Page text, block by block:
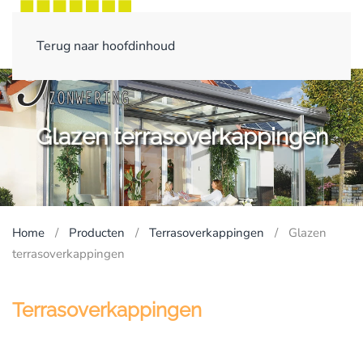
Terug naar hoofdinhoud
Glazen terrasoverkappingen
Home Producten Terrasoverkappingen
Glazen
terrasoverkappingen
Terrasoverkappingen